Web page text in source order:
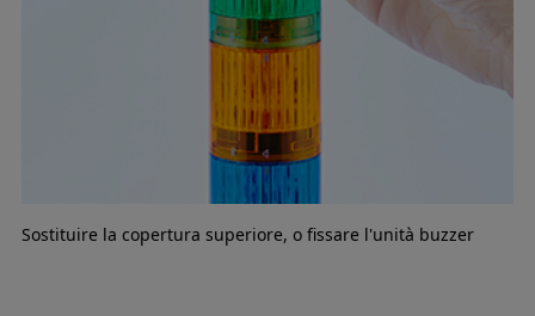
Sostituire la copertura superiore, o fissare l'unità buzzer